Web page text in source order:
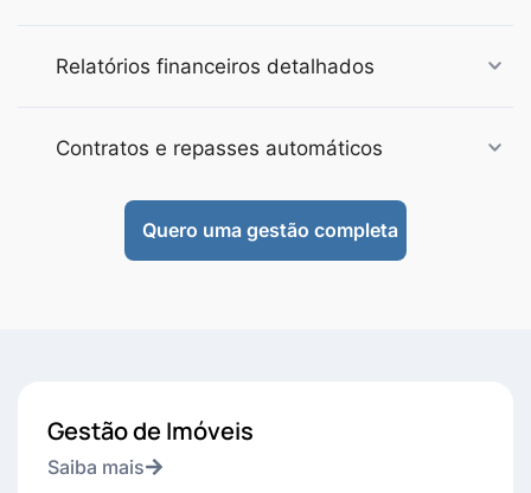
Relatórios financeiros detalhados
Contratos e repasses automáticos
Quero uma gestão completa
Gestão de Imóveis
Saiba mais